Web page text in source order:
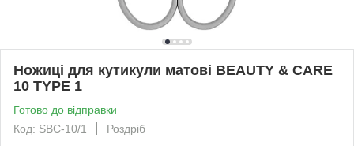
Ножиці для кутикули матові BEAUTY & CARE
10 TYPE 1
Готово до відправки
Код: SBC-10/1
Роздріб